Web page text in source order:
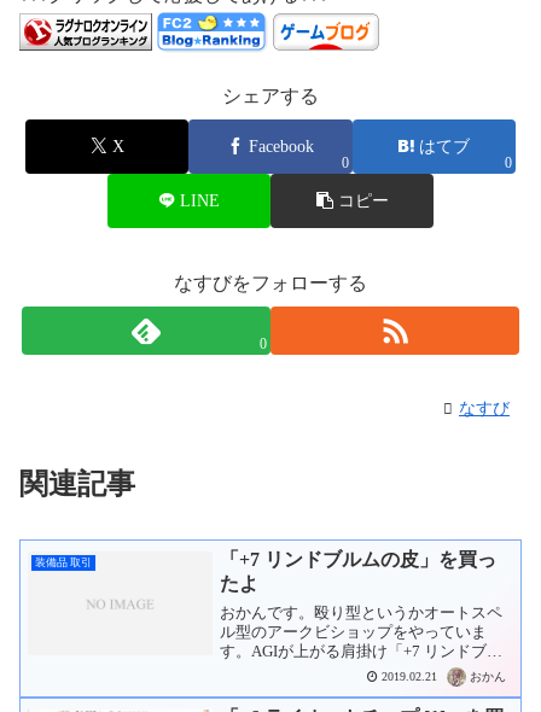
シェアする
X Facebook
0
はてブ
0
LINE コピー
なすびをフォローする
0
なすび
関連記事
装備品 取引
「+7 リンドブルムの皮」を買っ
たよ
おかんです。殴り型というかオートスペ
ル型のアークビショップをやっていま
す。AGIが上がる肩掛け「+7 リンドブル
ムの皮 」を購入しました。露店で3Mzで
2019.02.21 おかん